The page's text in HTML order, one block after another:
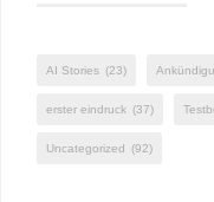
AI Stories (23)
erster eindruck (37)
Uncategorized (92)